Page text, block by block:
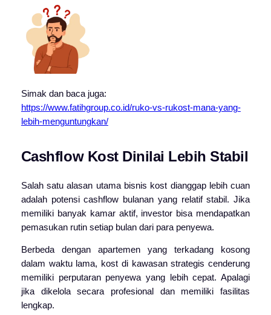
Simak dan baca juga:
https://www.fatihgroup.co.id/ruko-vs-rukost-mana-yang-
lebih-menguntungkan/
Cashflow Kost Dinilai Lebih Stabil
Salah satu alasan utama bisnis kost dianggap lebih cuan
adalah potensi cashflow bulanan yang relatif stabil. Jika
memiliki banyak kamar aktif, investor bisa mendapatkan
pemasukan rutin setiap bulan dari para penyewa.
Berbeda dengan apartemen yang terkadang kosong
dalam waktu lama, kost di kawasan strategis cenderung
memiliki perputaran penyewa yang lebih cepat. Apalagi
jika dikelola secara profesional dan memiliki fasilitas
lengkap.